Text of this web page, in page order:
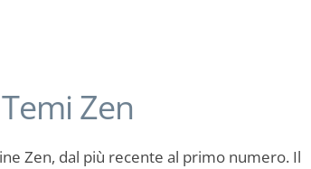
Zen
Zen, dal più recente al primo numero. Il